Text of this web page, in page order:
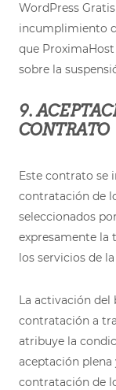
WordPress
incumplimiento
que
sobre la
9.
CONTRATO
Este contrato se
contratación de
seleccionados
expresamente la
los servicios de
La activación del
contratación a
atribuye la
aceptación plena
contratación de